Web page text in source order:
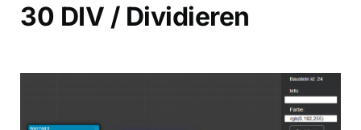
30 DIV / Dividieren